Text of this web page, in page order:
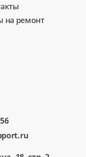
на ремонт